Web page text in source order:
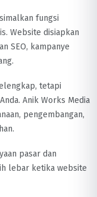
fungsi
Website disiapkan
SEO, kampanye
tetapi
Anik Works Media
pengembangan,
pasar dan
lebar ketika website